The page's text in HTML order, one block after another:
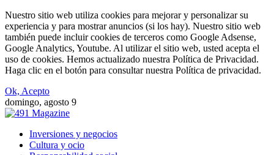
Nuestro sitio web utiliza cookies para mejorar y personalizar su
experiencia y para mostrar anuncios (si los hay). Nuestro sitio web
también puede incluir cookies de terceros como Google Adsense,
Google Analytics, Youtube. Al utilizar el sitio web, usted acepta el
uso de cookies. Hemos actualizado nuestra Política de Privacidad.
Haga clic en el botón para consultar nuestra Política de privacidad.
Ok, Acepto
domingo, agosto 9
Inversiones y negocios
Cultura y ocio